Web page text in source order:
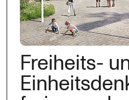
Freiheits-